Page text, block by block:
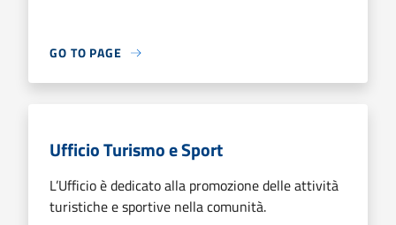
GO TO PAGE
Ufficio Turismo e Sport
L’Ufficio è dedicato alla promozione delle attività
turistiche e sportive nella comunità.